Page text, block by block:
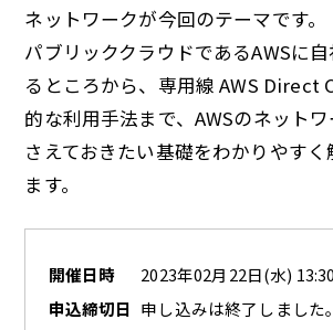
ネットワークが今回のテーマです。
パブリッククラウドであるAWSに
るところから、専用線 AWS Direct
的な利用手法まで、AWSのネット
さえておきたい基礎をわかりやす
ます。
開催日時
2023年02月22日(水)
申込締切日 申し込みは終了しました。